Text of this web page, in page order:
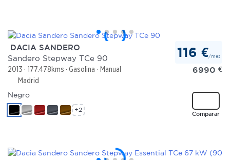
DACIA SANDERO
Sandero Stepway TCe 90
2013 177.478kms Gasolina
Manual
Madrid
116 €/mes
6990 €
Comparar
Negro
+2